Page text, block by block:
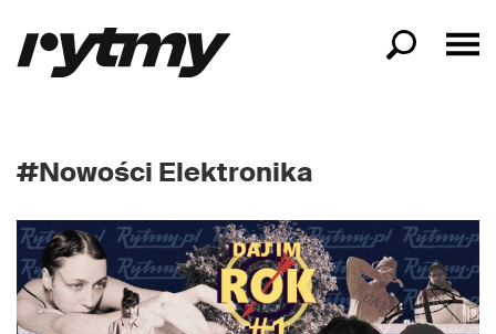
#Nowości Elektronika